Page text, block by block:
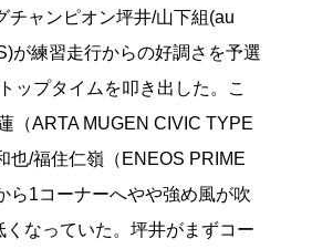
チャンピオン坪井/山下組(au
が練習走行からの好調さを予選
ップタイムを叩き出した。こ
（ARTA MUGEN CIVIC TYPE
也/福住仁嶺（ENEOS PRIME
ら1コーナーへやや強め風が吹
なっていた。坪井がまずコー